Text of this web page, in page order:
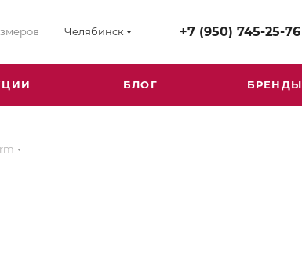
Челябинск +7 (950) 745-25-76
БЛОГ БРЕНДЫ